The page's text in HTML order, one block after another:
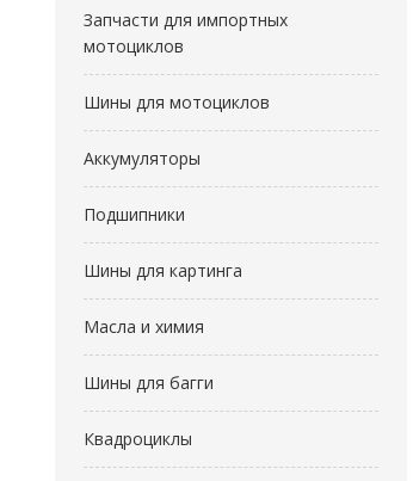
Запчасти для импортных
мотоциклов
Шины для мотоциклов
Аккумуляторы
Подшипники
Шины для картинга
Масла и химия
Шины для багги
Квадроциклы